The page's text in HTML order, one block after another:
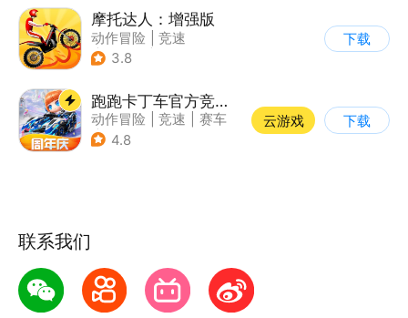
摩托达人：增强版
动作冒险
竞速
| 摩托车
3.8
下载
跑跑卡丁车官方竞速版
动作冒险 竞速
赛车
| 跑跑卡丁车
4.8
云游戏 下载
联系我们